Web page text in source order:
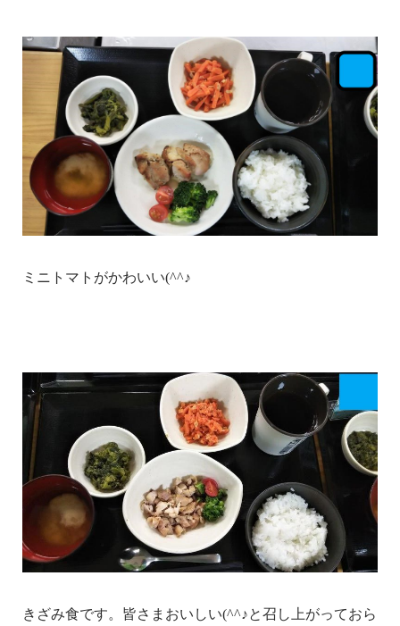
ミニトマトがかわいい(^^♪
きざみ食です。皆さまおいしい(^^♪と召し上がっておら